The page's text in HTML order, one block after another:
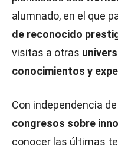
alumnado, en el que
de reconocido
visitas a otras
conocimientos y
Con independencia
congresos sobre
conocer las últimas